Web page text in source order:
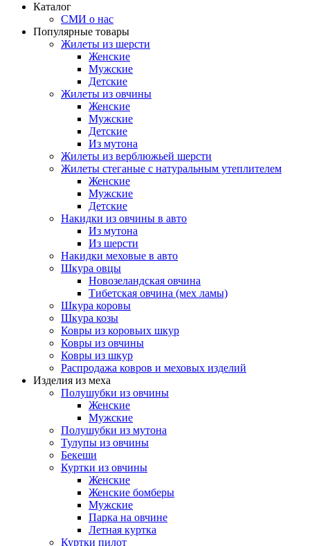
Каталог
СМИ о нас
Популярные товары
Жилеты из шерсти
Женские
Мужские
Детские
Жилеты из овчины
Женские
Мужские
Детские
Из мутона
Жилеты из верблюжьей шерсти
Жилеты стеганые с натуральным утеплителем
Женские
Мужские
Детские
Накидки из овчины в авто
Из мутона
Из шерсти
Накидки меховые в авто
Шкура овцы
Новозеландская овчина
Тибетская овчина (мех ламы)
Шкура коровы
Шкура козы
Ковры из коровьих шкур
Ковры из овчины
Ковры из шкур
Распродажа ковров и меховых изделий
Изделия из меха
Полушубки из овчины
Женские
Мужские
Полушубки из мутона
Тулупы из овчины
Бекеши
Куртки из овчины
Женские
Женские бомберы
Мужские
Парка на овчине
Летная куртка
Куртки пилот